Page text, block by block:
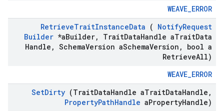
WEAVE_ERROR
RetrieveTraitInstanceData ( NotifyRequest
Builder *aBuilder, TraitDataHandle aTraitData
Handle , SchemaVersion aSchemaVersion ,
bool a
RetrieveAll)
WEAVE_ERROR
SetDirty (TraitDataHandle aTraitDataHandle ,
PropertyPathHandle aPropertyHandle)